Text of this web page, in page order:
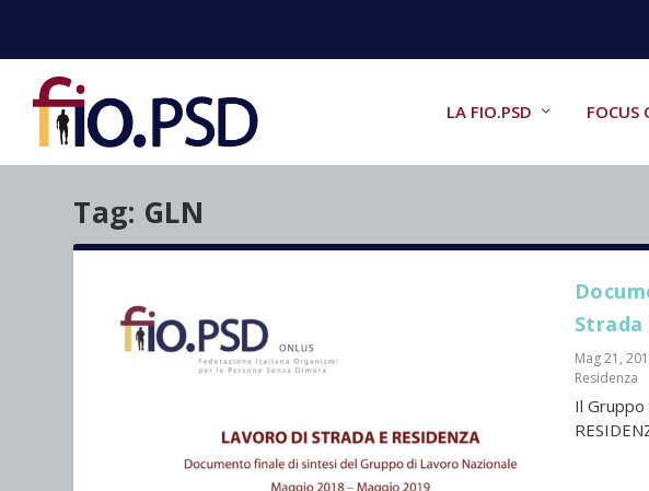
LA FIO.PSD FOCUS
Tag: GLN
Strada
Mag 21,
Residenza
Il Gruppo